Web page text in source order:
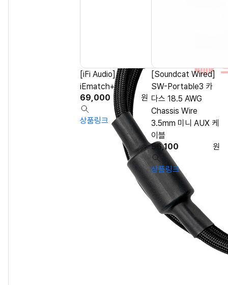
[iFi Audio]
iEmatch+
69,000
원
상품링크
[Soundcat Wired]
SW-Portable3 카
다스 18.5 AWG
Chassis Wire
3.5mm 미니 AUX 케
이블
56,100
원
상품링크